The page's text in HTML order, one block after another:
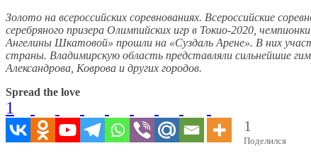
Золото на всероссийских соревнованиях. Всероссийские
серебряного призера Олимпийских игр в Токио-2020,
Ангелины Шкатовой» прошли на «Суздаль Арене». В них
страны. Владимирскую область представляли сильнейшие
Александрова, Коврова и других городов.
Spread the love
1
1
Поделился